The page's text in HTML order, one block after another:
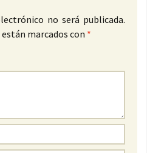
no será publicada.
marcados con *